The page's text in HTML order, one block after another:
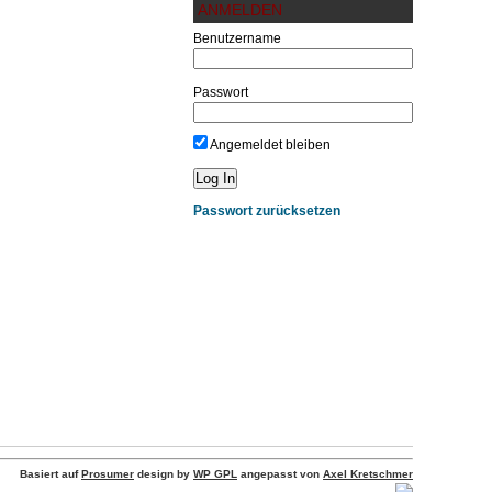
ANMELDEN
Benutzername
Passwort
Angemeldet bleiben
Passwort zurücksetzen
Basiert auf Prosumer design by WP GPL angepasst von Axel Kretschmer